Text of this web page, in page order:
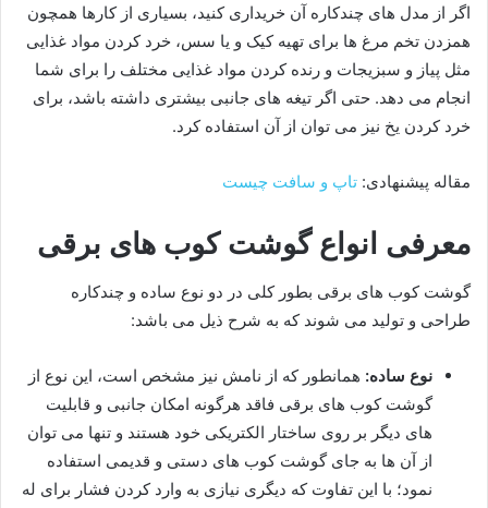
اگر از مدل های چندکاره آن خریداری کنید، بسیاری از کارها همچون
همزدن تخم مرغ ها برای تهیه کیک و یا سس، خرد کردن مواد غذایی
مثل پیاز و سبزیجات و رنده کردن مواد غذایی مختلف را برای شما
انجام می دهد. حتی اگر تیغه های جانبی بیشتری داشته باشد، برای
خرد کردن یخ نیز می توان از آن استفاده کرد.
مقاله پیشنهادی: تاپ و سافت چیست
معرفی انواع گوشت کوب های برقی
گوشت کوب های برقی بطور کلی در دو نوع ساده و چندکاره
طراحی و تولید می شوند که به شرح ذیل می باشد:
نوع ساده: همانطور که از نامش نیز مشخص است، این نوع از
گوشت کوب های برقی فاقد هرگونه امکان جانبی و قابلیت
های دیگر بر روی ساختار الکتریکی خود هستند و تنها می توان
از آن ها به جای گوشت کوب های دستی و قدیمی استفاده
نمود؛ با این تفاوت که دیگری نیازی به وارد کردن فشار برای له